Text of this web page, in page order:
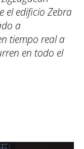
el edificio Zebra
a
tiempo real a
en todo el